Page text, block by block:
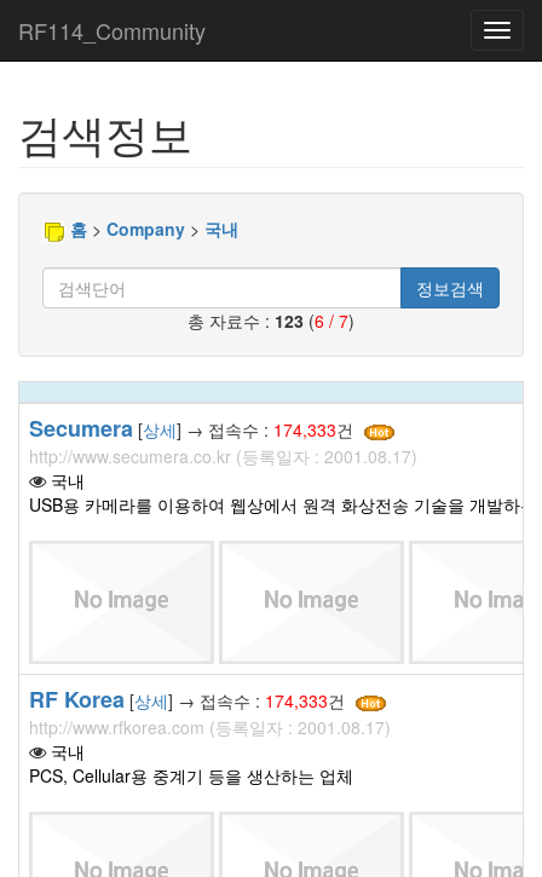
RF114_Community
검색정보
홈 > Company > 국내
정보검색
총 자료수 : 123 (6 / 7)
Secumera [상세] → 접속수 : 174,333건
http://www.secumera.co.kr (등록일자 : 2001.08.17)
국내
USB용 카메라를 이용하여 웹상에서 원격 화상전송 기술을 개발하
RF Korea [상세] → 접속수 : 174,333건
http://www.rfkorea.com (등록일자 : 2001.08.17)
국내
PCS, Cellular용 중계기 등을 생산하는 업체